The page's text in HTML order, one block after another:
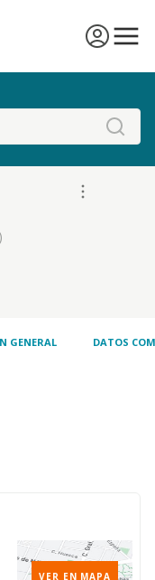
GENERAL DATOS
VER EN MAPA